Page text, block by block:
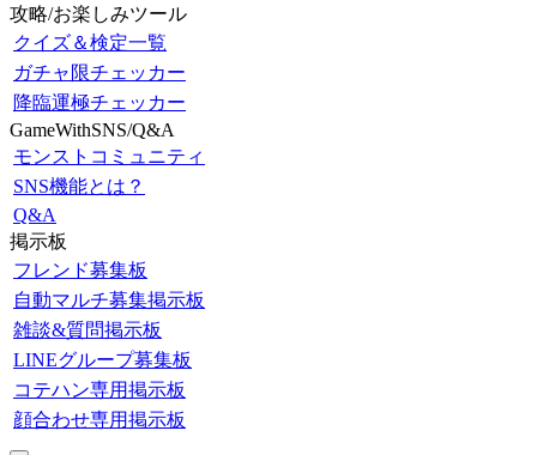
攻略/お楽しみツール
クイズ＆検定一覧
ガチャ限チェッカー
降臨運極チェッカー
GameWithSNS/Q&A
モンストコミュニティ
SNS機能とは？
Q&A
掲示板
フレンド募集板
自動マルチ募集掲示板
雑談&質問掲示板
LINEグループ募集板
コテハン専用掲示板
顔合わせ専用掲示板